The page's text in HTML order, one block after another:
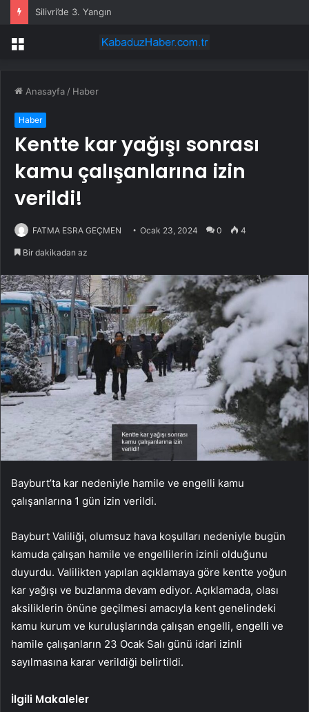
Menü
Anasayfa / Haber
Haber
Kentte kar yağışı sonrası
kamu çalışanlarına izin
verildi!
FATMA ESRA GEÇMEN Ocak 23, 2024 0 4
Bir dakikadan az
Bayburt’ta kar nedeniyle hamile ve engelli kamu
çalışanlarına 1 gün izin verildi.
Bayburt Valiliği, olumsuz hava koşulları nedeniyle bugün
kamuda çalışan hamile ve engellilerin izinli olduğunu
duyurdu. Valilikten yapılan açıklamaya göre kentte yoğun
kar yağışı ve buzlanma devam ediyor. Açıklamada, olası
aksiliklerin önüne geçilmesi amacıyla kent genelindeki
kamu kurum ve kuruluşlarında çalışan engelli, engelli ve
hamile çalışanların 23 Ocak Salı günü idari izinli
sayılmasına karar verildiği belirtildi.
İlgili Makaleler